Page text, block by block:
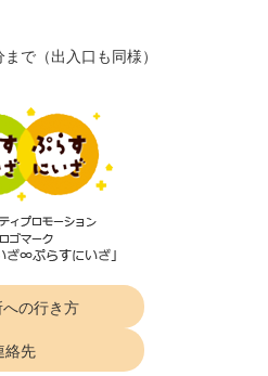
で（出入口も同様）
の行き方
絡先